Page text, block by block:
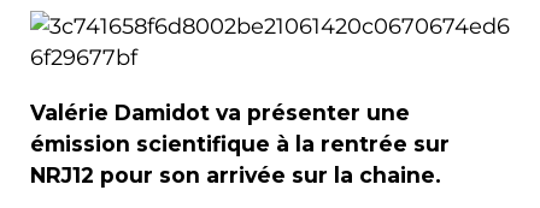
Valérie Damidot va présenter une
émission scientifique à la rentrée sur
NRJ12 pour son arrivée sur la chaine.